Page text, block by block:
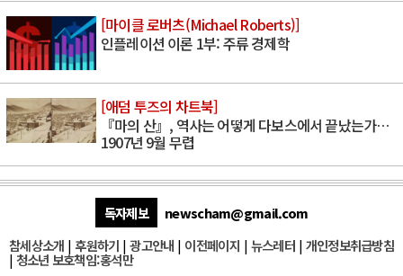
[마이클 로버츠(Michael Roberts)]
인플레이션 이론 1부: 주류 경제학
[애덤 투즈의 차트북]
『마의 산』, 역사는 어떻게 다보스에서 끝났는가…
1907년 9월 무렵
독자제보
newscham@gmail.com
참세상소개 | 후원하기 |광고안내 | 이전페이지 | 뉴스레터| 개인정보취급방침
| 청소년 보호책임:홍석만